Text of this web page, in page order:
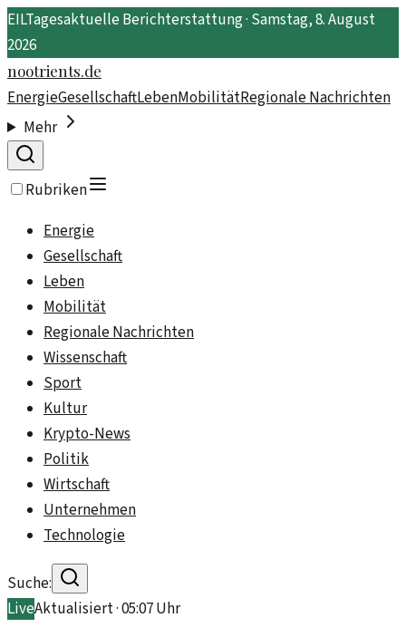
EILTagesaktuelle Berichterstattung · Samstag, 8. August
2026
nootrients.de
EnergieGesellschaftLebenMobilitätRegionale Nachrichten
Mehr
Rubriken
Energie
Gesellschaft
Leben
Mobilität
Regionale Nachrichten
Wissenschaft
Sport
Kultur
Krypto-News
Politik
Wirtschaft
Unternehmen
Technologie
Suche:
LiveAktualisiert ·05:07Uhr